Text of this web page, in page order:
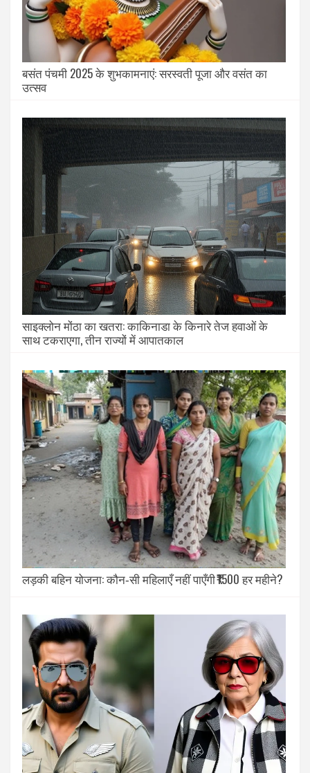
बसंत पंचमी 2025 के शुभकामनाएं: सरस्वती पूजा और वसंत का
उत्सव
साइक्लोन मोंठा का खतरा: काकिनाडा के किनारे तेज हवाओं के
साथ टकराएगा, तीन राज्यों में आपातकाल
लड़की बहिन योजना: कौन‑सी महिलाएँ नहीं पाएँगी ₹1500 हर महीने?